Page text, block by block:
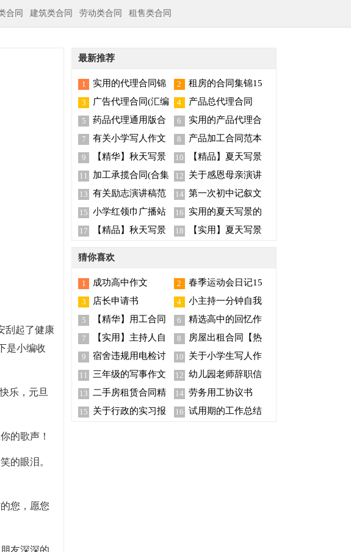
合同 建筑类合同 劳动类合同 租售类合同
刮起了健康
是小编收
乐，元旦
的歌声！
的眼泪。
您，愿您
友深深的
最新推荐
1
实用的代理合同锦
集五篇
2
租房的合同集锦15
篇
3
广告代理合同(汇编
15篇)
4 产品总代理合同
5
药品代理通用版合
同
6
实用的产品代理合
同合集8篇
7
有关小学写人作文
集合5篇
8 产品加工合同范本
9
【精华】秋天写景
的作文300字4篇
10
【精品】夏天写景
的作文锦集九篇
11
加工承揽合同(合集
15篇)
12
关于感恩母亲演讲
稿集锦8篇
13 有关励志演讲稿范
文
14 第一次初中记叙文
15 小学红领巾广播站
广播稿
16 实用的夏天写景的
作文汇总九篇
17
【精品】秋天写景
18
【实用】夏天写景
猜你喜欢
1 成功高中作文 2
春季运动会日记15
篇
3 店长申请书 4
小主持一分钟自我
介绍
5
【精华】用工合同
锦集十篇
6
精选高中的回忆作
文锦集七篇
7
【实用】主持人自
我介绍范文锦集5篇
8
房屋出租合同【热
门】
9
宿舍违规用电检讨
书15篇
10
关于小学生写人作
文合集七篇
11
三年级的写事作文
汇总十篇
12 幼儿园老师辞职信
(15篇)
13
二手房租赁合同精
选15篇
14 劳务用工协议书
15
关于行政的实习报
16 试用期的工作总结